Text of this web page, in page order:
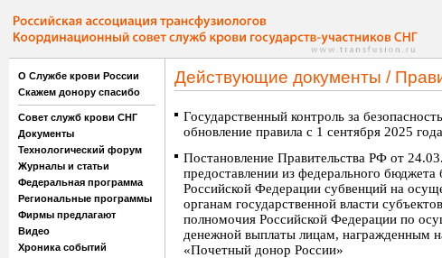
О Службе крови России
Скажем донору спасибо
Совет служб крови СНГ
Документы
Технологический форум
Журналы и статьи
Федеральная программа
Региональные программы
Фирмы предлагают
Видео
Хроника событий
Действующие документы /
Государственный контроль за
обновление правила с 1 сентября 2025 года
Постановление Правительства РФ от
предоставлении из федерального
Российской Федерации субвенций на
органам государственной власти
полномочия Российской Федерации по
денежной выплаты лицам, награжденным
«Почетный донор России»